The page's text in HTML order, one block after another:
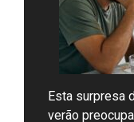
Esta surpresa
verão